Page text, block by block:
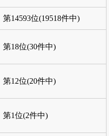
第14593位(19518件中)
第18位(30件中)
第12位(20件中)
第1位(2件中)